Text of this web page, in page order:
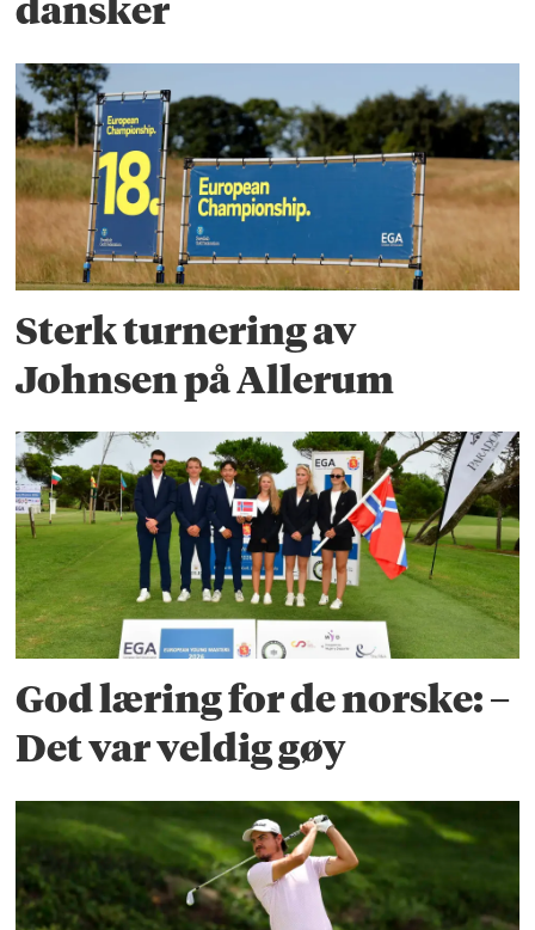
dansker
Sterk turnering av
Johnsen på Allerum
God læring for de norske: –
Det var veldig gøy